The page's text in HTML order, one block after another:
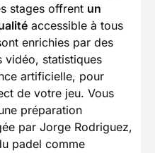
stages offrent un
accessible à tous
enrichies par des
vidéo, statistiques
artificielle, pour
de votre jeu. Vous
préparation
par Jorge Rodriguez,
padel comme